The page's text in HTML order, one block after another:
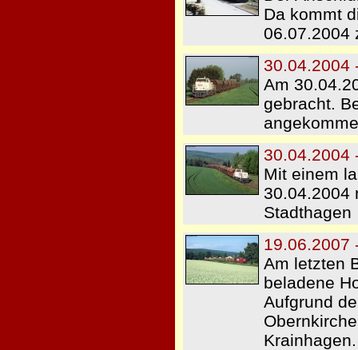
Da kommt
06.07.2004
30.04.2004
Am
gebracht.
30.04.2004
Mit einem
30.04.2004
Stadthagen
19.06.2007
Am letzten
beladene
Aufgrund
Krainhagen.